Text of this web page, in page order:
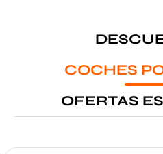
COCHES
OFERTAS